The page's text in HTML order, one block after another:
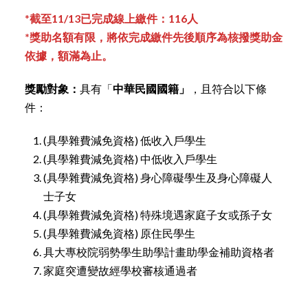
*截至11/13已完成線上繳件：116人
*獎助名額有限，將依完成繳件先後順序為核撥獎助金
依據，額滿為止。
獎勵對象：具有「中華民國國籍」
，且符合以下條
件：
(具學雜費減免資格) 低收入戶學生
(具學雜費減免資格) 中低收入戶學生
(具學雜費減免資格) 身心障礙學生及身心障礙人
士子女
(具學雜費減免資格) 特殊境遇家庭子女或孫子女
(具學雜費減免資格) 原住民學生
具大專校院弱勢學生助學計畫助學金補助資格者
家庭突遭變故經學校審核通過者